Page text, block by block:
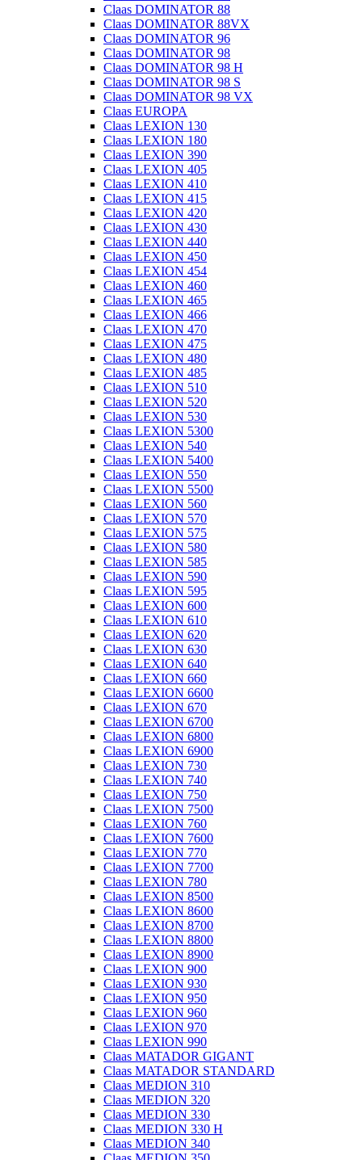
Claas DOMINATOR 88
Claas DOMINATOR 88VX
Claas DOMINATOR 96
Claas DOMINATOR 98
Claas DOMINATOR 98 H
Claas DOMINATOR 98 S
Claas DOMINATOR 98 VX
Claas EUROPA
Claas LEXION 130
Claas LEXION 180
Claas LEXION 390
Claas LEXION 405
Claas LEXION 410
Claas LEXION 415
Claas LEXION 420
Claas LEXION 430
Claas LEXION 440
Claas LEXION 450
Claas LEXION 454
Claas LEXION 460
Claas LEXION 465
Claas LEXION 466
Claas LEXION 470
Claas LEXION 475
Claas LEXION 480
Claas LEXION 485
Claas LEXION 510
Claas LEXION 520
Claas LEXION 530
Claas LEXION 5300
Claas LEXION 540
Claas LEXION 5400
Claas LEXION 550
Claas LEXION 5500
Claas LEXION 560
Claas LEXION 570
Claas LEXION 575
Claas LEXION 580
Claas LEXION 585
Claas LEXION 590
Claas LEXION 595
Claas LEXION 600
Claas LEXION 610
Claas LEXION 620
Claas LEXION 630
Claas LEXION 640
Claas LEXION 660
Claas LEXION 6600
Claas LEXION 670
Claas LEXION 6700
Claas LEXION 6800
Claas LEXION 6900
Claas LEXION 730
Claas LEXION 740
Claas LEXION 750
Claas LEXION 7500
Claas LEXION 760
Claas LEXION 7600
Claas LEXION 770
Claas LEXION 7700
Claas LEXION 780
Claas LEXION 8500
Claas LEXION 8600
Claas LEXION 8700
Claas LEXION 8800
Claas LEXION 8900
Claas LEXION 900
Claas LEXION 930
Claas LEXION 950
Claas LEXION 960
Claas LEXION 970
Claas LEXION 990
Claas MATADOR GIGANT
Claas MATADOR STANDARD
Claas MEDION 310
Claas MEDION 320
Claas MEDION 330
Claas MEDION 330 H
Claas MEDION 340